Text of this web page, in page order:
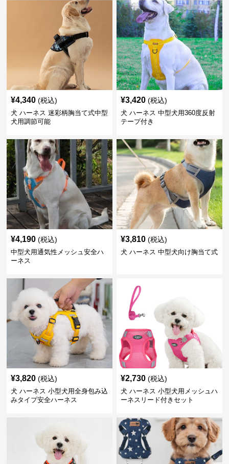
¥4,340 (税込)
犬 ハーネス 迷彩柄胸当て式中型
犬用調節可能
¥3,420 (税込)
犬 ハーネス 中型犬用360度反射
テープ付き
¥4,190 (税込)
中型犬用通気性メッシュ安全ハ
ーネス
¥3,810 (税込)
犬 ハーネス 中型犬向け胸当て式
¥3,820 (税込)
犬 ハーネス 小型犬用全身包み込
みタイプ安全ハーネス
¥2,730 (税込)
犬 ハーネス 小型犬用メッシュハ
ーネスリード付きセット